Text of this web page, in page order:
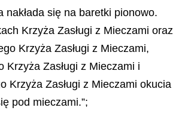
nakłada się na baretki pionowo.
Krzyża Zasługi z Mieczami oraz
Krzyża Zasługi z Mieczami,
Krzyża Zasługi z Mieczami i
Krzyża Zasługi z Mieczami okucia
pod mieczami.”;